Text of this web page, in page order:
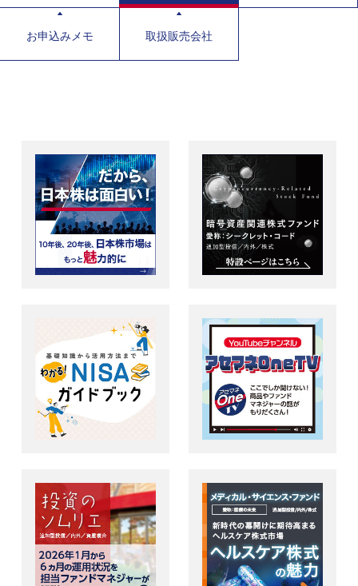
お申込みメモ 取扱販売会社